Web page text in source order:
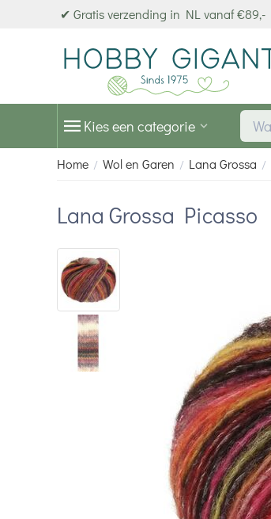
✔ Gratis verzending in NL vanaf €89,-
Kies een categorie
Home / Wol en Garen / Lana Grossa /
Lana Grossa Picasso